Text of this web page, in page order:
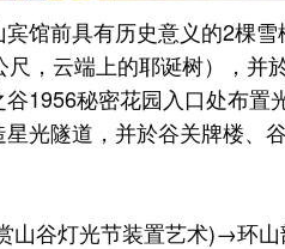
馆前具有历史意义的2棵
尺，云端上的耶诞树），并
1956秘密花园入口处布
光隧道，并於谷关牌楼、
山谷灯光节装置艺术)→环